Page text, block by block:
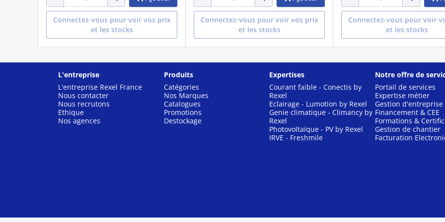
Connectez-vous pour voir vos prix
et les stocks
Connectez-vous pour voir vos prix
et les stocks
Connectez-vous pour voir
et les stocks
L'entreprise
L'entreprise Rexel France
Nous contacter
Nous recrutons
Ethique
Nos agences
Produits
Catégories
Nos Marques
Catalogues
Promotions
Destockage
Expertises
Courant faible - Conectis by
Rexel
Eclairage - Lumotion by Rexel
Genie climatique - Climancy by
Rexel
Photovoltaïque - PV by Rexel
IRVE - Freshmile
Notre offre de
Portail de services
Expertise métier
Gestion d'entreprise
Financement & CEE
Formations &
Gestion de chantier
Facturation